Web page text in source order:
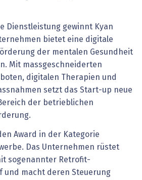
Dienstleistung gewinnt Kyan
bietet eine digitale
der mentalen Gesundheit
Mit massgeschneiderten
digitalen Therapien und
setzt das Start-up neue
der betrieblichen
Award in der Kategorie
Das Unternehmen rüstet
sogenannter Retrofit-
und macht deren Steuerung